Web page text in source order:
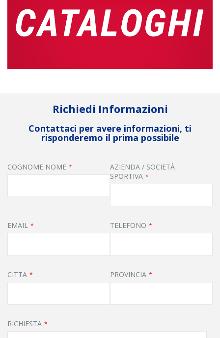
Richiedi Informazioni
Contattaci per avere informazioni, ti
risponderemo il prima possibile
COGNOME NOME
AZIENDA / SOCIETÀ
SPORTIVA
EMAIL TELEFONO
CITTA PROVINCIA
RICHIESTA